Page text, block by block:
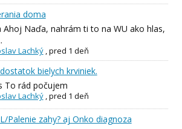
doma
Ahoj Naďa, nahrám ti to na WU ako hlas,
Lachký,pred 1 deň
bielych krviniek.
To rád počujem
Lachký,pred 1 deň
Palenie zahy? aj Onko diagnoza